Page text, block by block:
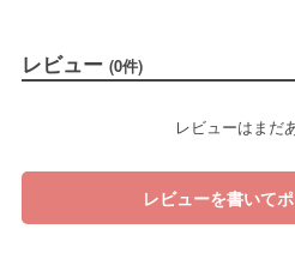
レビュー (0件)
レビューはまだ
レビューを書いて